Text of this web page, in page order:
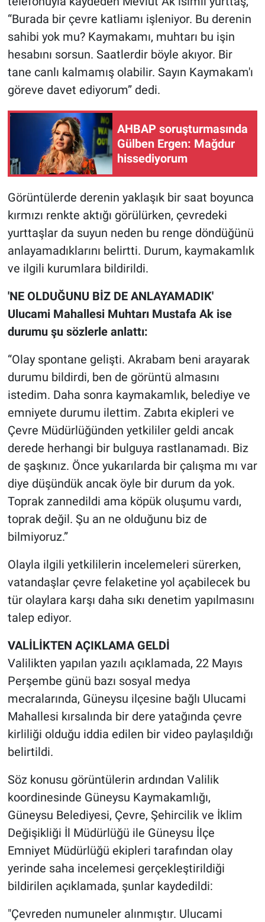
“Burada bir çevre katliamı işleniyor. Bu derenin
sahibi yok mu? Kaymakamı, muhtarı bu işin
hesabını sorsun. Saatlerdir böyle akıyor. Bir
tane canlı kalmamış olabilir. Sayın Kaymakam'ı
göreve davet ediyorum” dedi.
AHBAP soruşturmasında
Gülben Ergen: Mağdur
hissediyorum
Görüntülerde derenin yaklaşık bir saat boyunca
kırmızı renkte aktığı görülürken, çevredeki
yurttaşlar da suyun neden bu renge döndüğünü
anlayamadıklarını belirtti. Durum, kaymakamlık
ve ilgili kurumlara bildirildi.
'NE OLDUĞUNU BİZ DE ANLAYAMADIK'
Ulucami Mahallesi Muhtarı Mustafa Ak ise
durumu şu sözlerle anlattı:
“Olay spontane gelişti. Akrabam beni arayarak
durumu bildirdi, ben de görüntü almasını
istedim. Daha sonra kaymakamlık, belediye ve
emniyete durumu ilettim. Zabıta ekipleri ve
Çevre Müdürlüğünden yetkililer geldi ancak
derede herhangi bir bulguya rastlanamadı. Biz
de şaşkınız. Önce yukarılarda bir çalışma mı var
diye düşündük ancak öyle bir durum da yok.
Toprak zannedildi ama köpük oluşumu vardı,
toprak değil. Şu an ne olduğunu biz de
bilmiyoruz.”
Olayla ilgili yetkililerin incelemeleri sürerken,
vatandaşlar çevre felaketine yol açabilecek bu
tür olaylara karşı daha sıkı denetim yapılmasını
talep ediyor.
VALİLİKTEN AÇIKLAMA GELDİ
Valilikten yapılan yazılı açıklamada, 22 Mayıs
Perşembe günü bazı sosyal medya
mecralarında, Güneysu ilçesine bağlı Ulucami
Mahallesi kırsalında bir dere yatağında çevre
kirliliği olduğu iddia edilen bir video paylaşıldığı
belirtildi.
Söz konusu görüntülerin ardından Valilik
koordinesinde Güneysu Kaymakamlığı,
Güneysu Belediyesi, Çevre, Şehircilik ve İklim
Değişikliği İl Müdürlüğü ile Güneysu İlçe
Emniyet Müdürlüğü ekipleri tarafından olay
yerinde saha incelemesi gerçekleştirildiği
bildirilen açıklamada, şunlar kaydedildi:
"Çevreden numuneler alınmıştır. Ulucami
Gündem Özel
Günün görüntüsü
Haber
Kimdir
Koronavirüs
Kültür Sanat
Ne demişti
Nedir
Popüler
Programlar
Sağlık
Spor
Teknoloji
Türkiye'nin Geleceği
Türkiye'nin Gündemi
Yerel Yaşam
Canlı Yayın